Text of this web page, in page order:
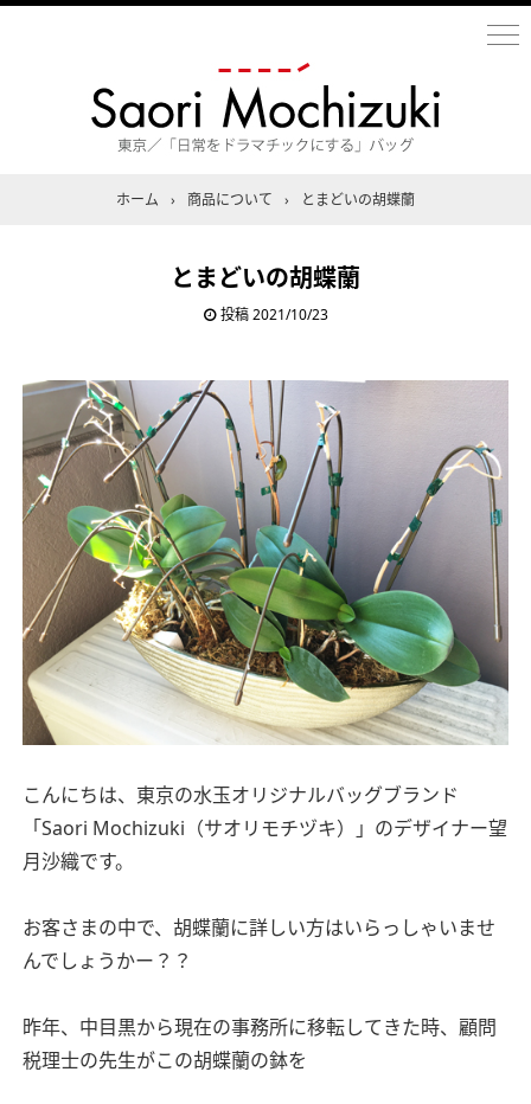
ホーム › 商品について › とまどいの胡蝶蘭
とまどいの胡蝶蘭
投稿2021/10/23
こんにちは、東京の水玉オリジナルバッグブランド
「Saori Mochizuki（サオリモチヅキ）」のデザイナー望
月沙織です。
お客さまの中で、胡蝶蘭に詳しい方はいらっしゃいませ
んでしょうかー？？
昨年、中目黒から現在の事務所に移転してきた時、顧問
税理士の先生がこの胡蝶蘭の鉢を